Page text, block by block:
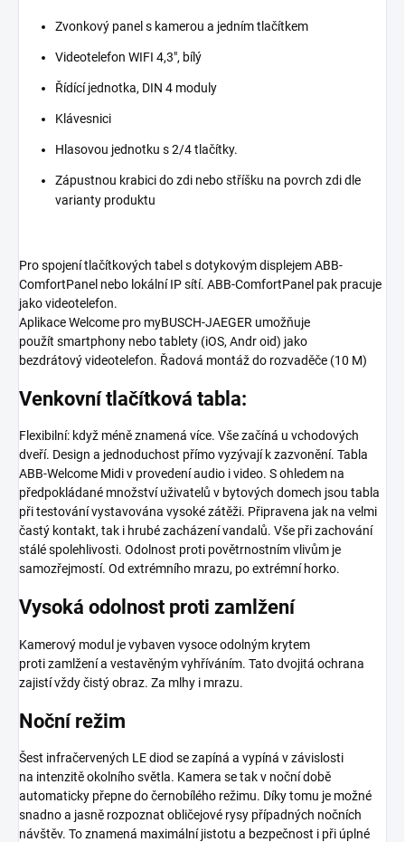
Zvonkový panel s kamerou a jedním tlačítkem
Videotelefon WIFI 4,3", bílý
Řídící jednotka, DIN 4 moduly
Klávesnici
Hlasovou jednotku s 2/4 tlačítky.
Zápustnou krabici do zdi nebo stříšku na povrch zdi dle
varianty produktu
Pro spojení tlačítkových tabel s dotykovým displejem ABB-
ComfortPanel nebo lokální IP sítí. ABB-ComfortPanel pak pracuje
jako videotelefon.
Aplikace Welcome pro myBUSCH-JAEGER umožňuje
použít smartphony nebo tablety (iOS, Andr oid) jako
bezdrátový videotelefon. Řadová montáž do rozvaděče (10 M)
Venkovní tlačítková tabla:
Flexibilní: když méně znamená více. Vše začíná u vchodových
dveří. Design a jednoduchost přímo vyzývají k zazvonění. Tabla
ABB-Welcome Midi v provedení audio i video. S ohledem na
předpokládané množství uživatelů v bytových domech jsou tabla
při testování vystavována vysoké zátěži. Připravena jak na velmi
častý kontakt, tak i hrubé zacházení vandalů. Vše při zachování
stálé spolehlivosti. Odolnost proti povětrnostním vlivům je
samozřejmostí. Od extrémního mrazu, po extrémní horko.
Vysoká odolnost proti zamlžení
Kamerový modul je vybaven vysoce odolným krytem
proti zamlžení a vestavěným vyhříváním. Tato dvojitá ochrana
zajistí vždy čistý obraz. Za mlhy i mrazu.
Noční režim
Šest infračervených LE diod se zapíná a vypíná v závislosti
na intenzitě okolního světla. Kamera se tak v noční době
automaticky přepne do černobílého režimu. Díky tomu je možné
snadno a jasně rozpoznat obličejové rysy případných nočních
návštěv. To znamená maximální jistotu a bezpečnost i při úplné